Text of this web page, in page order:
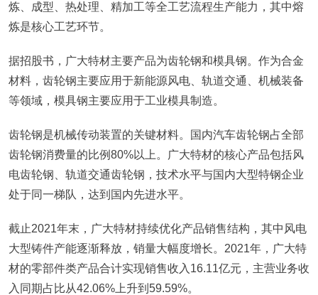
炼、成型、热处理、精加工等全工艺流程生产能力，其中熔
炼是核心工艺环节。
据招股书，广大特材主要产品为齿轮钢和模具钢。作为合金
材料，齿轮钢主要应用于新能源风电、轨道交通、机械装备
等领域，模具钢主要应用于工业模具制造。
齿轮钢是机械传动装置的关键材料。国内汽车齿轮钢占全部
齿轮钢消费量的比例80%以上。广大特材的核心产品包括风
电齿轮钢、轨道交通齿轮钢，技术水平与国内大型特钢企业
处于同一梯队，达到国内先进水平。
截止2021年末，广大特材持续优化产品销售结构，其中风电
大型铸件产能逐渐释放，销量大幅度增长。2021年，广大特
材的零部件类产品合计实现销售收入16.11亿元，主营业务收
入同期占比从42.06%上升到59.59%。